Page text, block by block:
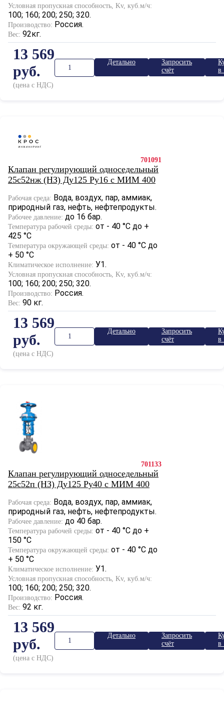
Условная пропускная способность, Kv, куб.м/ч:
100; 160; 200; 250; 320.
Производство: Россия.
Вес: 92кг.
13 569
руб.
(цена с НДС)
Детально
Запросить
счёт
в
701091
Клапан регулирующий односедельный
25с52нж (НЗ) Ду125 Ру16 с МИМ 400
Рабочая среда: Вода, воздух, пар, аммиак,
природный газ, нефть, нефтепродукты.
Рабочее давление: до 16 бар.
Температура рабочей среды: от - 40 °С до +
425 °С
Температура окружающей среды: от - 40 °С до
+ 50 °С
Климатическое исполнение: У1.
Условная пропускная способность, Kv, куб.м/ч:
100; 160; 200; 250; 320.
Производство: Россия.
Вес: 90 кг.
13 569
руб.
(цена с НДС)
Детально
Запросить
счёт
в
701133
Клапан регулирующий односедельный
25с52п (НЗ) Ду125 Ру40 с МИМ 400
Рабочая среда: Вода, воздух, пар, аммиак,
природный газ, нефть, нефтепродукты.
Рабочее давление: до 40 бар.
Температура рабочей среды: от - 40 °С до +
150 °С
Температура окружающей среды: от - 40 °С до
+ 50 °С
Климатическое исполнение: У1.
Условная пропускная способность, Kv, куб.м/ч:
100; 160; 200; 250; 320.
Производство: Россия.
Вес: 92 кг.
13 569
руб.
(цена с НДС)
Детально
Запросить
счёт
в